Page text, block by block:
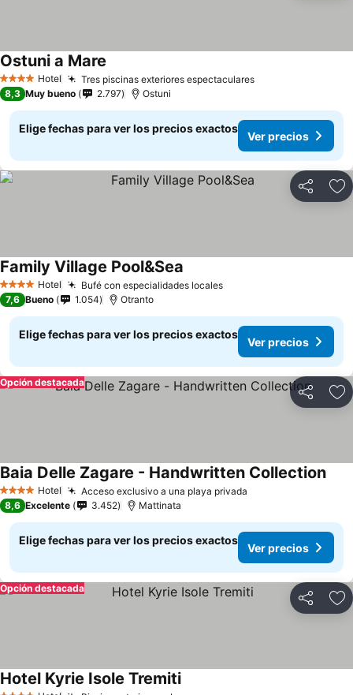
4 EstrellasHotel Tres piscinas exteriores espectaculares
Ostuni a Mare
8,3 Muy bueno 2.797 Ostuni
Elige fechas para ver los precios exactos
Ver precios
Compartir
4 EstrellasHotel Bufé con especialidades locales
Family Village Pool&Sea
7,6 Bueno 1.054 Otranto
Elige fechas para ver los precios exactos
Ver precios
Compartir
Opción destacada
4 EstrellasHotel Acceso exclusivo a una playa privada
Baia Delle Zagare - Handwritten Collection
8,6 Excelente 3.452 Mattinata
Elige fechas para ver los precios exactos
Ver precios
Compartir
Opción destacada
Hotel Kyrie Isole Tremiti